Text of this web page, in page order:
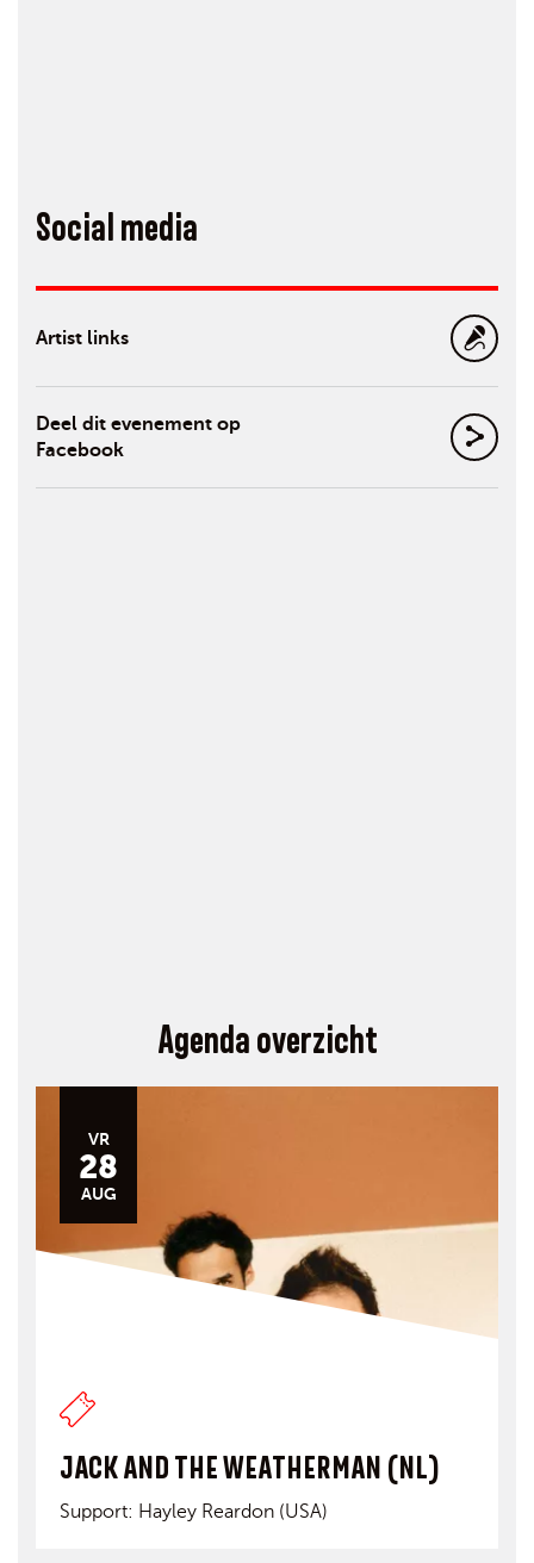
Social media
Artist links
Deel dit evenement op
Facebook
Agenda overzicht
VR
28
AUG
JACK AND THE WEATHERMAN (NL)
Support: Hayley Reardon (USA)